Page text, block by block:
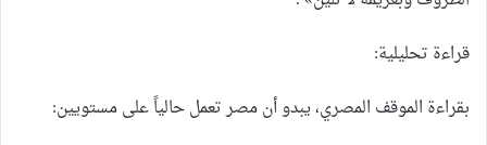
قراءة تحليلية:
بقراءة الموقف المصري، يبدو أن مصر تعمل حالياً على مستويين: